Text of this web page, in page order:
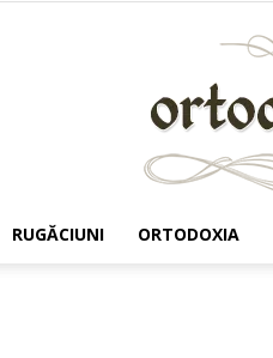
RUGĂCIUNI ORTODOXIA